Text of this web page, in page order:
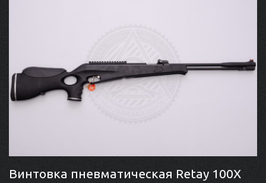
Винтовка пневматическая Retay 100X